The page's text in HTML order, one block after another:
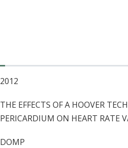
2012
THE EFFECTS OF A HOOVER
PERICARDIUM ON HEART RATE
DOMP